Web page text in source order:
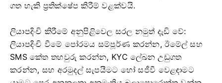
ගත හැකි ප්‍රතික්ෂේප කිරීම් වළක්වයි.
ලියාපදිංචි කිරීමේ අනුපිළිවෙල සරල නමුත් දැඩි වේ:
ලියාපදිංචි වීමේ පෝරමය සම්පූර්ණ කරන්න, ඊමේල් සහ
SMS කේත තහවුරු කරන්න, KYC ලේඛන උඩුගත
කරන්න, සහ අරමුදල් සැපයීමට හෝ සජීවී වෙළඳාමට